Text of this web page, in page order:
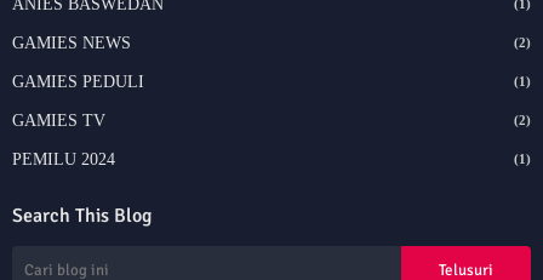
ANIES BASWEDAN (1)
GAMIES NEWS (2)
GAMIES PEDULI (1)
GAMIES TV (2)
PEMILU 2024 (1)
Search This Blog